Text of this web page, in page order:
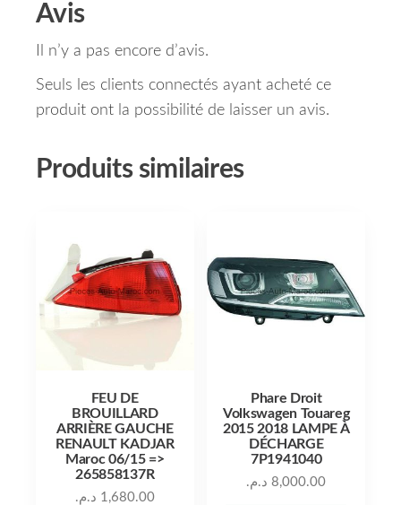
Avis
Il n’y a pas encore d’avis.
Seuls les clients connectés ayant acheté ce
produit ont la possibilité de laisser un avis.
Produits similaires
FEU DE
BROUILLARD
ARRIÈRE GAUCHE
RENAULT KADJAR
Maroc 06/15 =>
265858137R
1,680.00 د.م.
Phare Droit
Volkswagen Touareg
2015 2018 LAMPE À
DÉCHARGE
7P1941040
8,000.00 د.م.